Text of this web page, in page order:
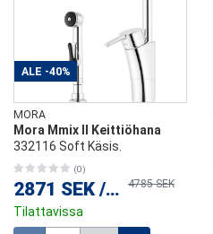
ALE -40%
MORA
Mora Mmix II Keittiöhana
332116 Soft Käsis.
(0)
2871 SEK / kpl4785 SEK
Tilattavissa